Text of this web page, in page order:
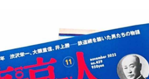
社からのお知